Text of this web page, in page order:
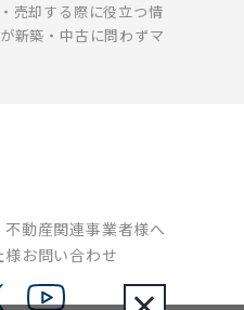
売却する際に役立つ情
新築・中古に問わずマ
動産関連事業者様へ
お問い合わせ